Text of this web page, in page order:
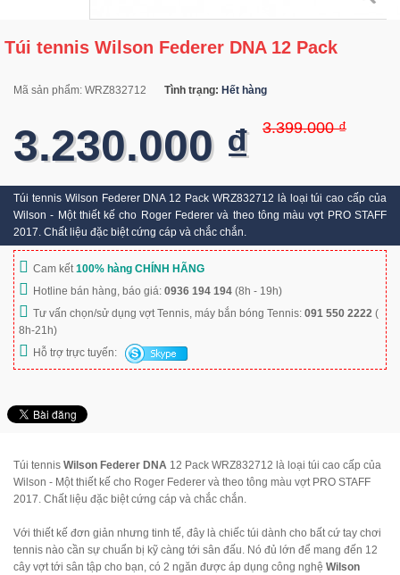
Túi tennis Wilson Federer DNA 12 Pack
Mã sản phẩm: WRZ832712 Tình trạng: Hết hàng
3.399.000 ₫
3.230.000 ₫
Túi tennis Wilson Federer DNA 12 Pack WRZ832712 là loại túi cao cấp của
Wilson - Một thiết kế cho Roger Federer và theo tông màu vợt PRO STAFF
2017. Chất liệu đặc biệt cứng cáp và chắc chắn.
Cam kết100% hàng CHÍNH HÃNG
Hotline bán hàng, báo giá: 0936 194 194 (8h - 19h)
Tư vấn chọn/sử dụng vợt Tennis, máy bắn bóng Tennis: 091 550 2222 (
8h-21h)
Hỗ trợ trực tuyến:
Túi tennis Wilson Federer DNA 12 Pack WRZ832712 là loại túi cao cấp của
Wilson - Một thiết kế cho Roger Federer và theo tông màu vợt PRO STAFF
2017. Chất liệu đặc biệt cứng cáp và chắc chắn.
Với thiết kế đơn giản nhưng tinh tế, đây là chiếc túi dành cho bất cứ tay chơi
tennis nào cần sự chuẩn bị kỹ càng tới sân đấu. Nó đủ lớn để mang đến 12
cây vợt tới sân tập cho bạn, có 2 ngăn được áp dụng công nghệ Wilson